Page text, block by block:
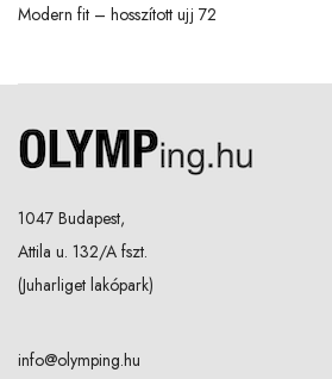
Modern fit – hosszított ujj 72
1047 Budapest,
Attila u. 132/A fszt.
(Juharliget lakópark)
info@olymping.hu